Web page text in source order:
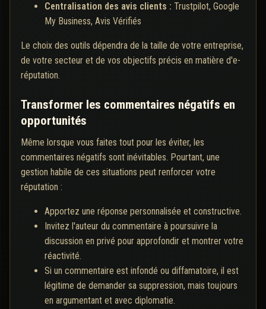
Centralisation des avis clients : Trustpilot, Google
My Business, Avis Vérifiés
Le choix des outils dépendra de la taille de votre entreprise,
de votre secteur et de vos objectifs précis en matière d'e-
réputation.
Transformer les commentaires négatifs en
opportunités
Même lorsque vous faites tout pour les éviter, les
commentaires négatifs sont inévitables. Pourtant, une
gestion habile de ces situations peut renforcer votre
réputation :
Apportez une réponse personnalisée et constructive.
Invitez l'auteur du commentaire à poursuivre la
discussion en privé pour approfondir et montrer votre
réactivité.
Si un commentaire est infondé ou diffamatoire, il est
légitime de demander sa suppression, mais toujours
en argumentant et avec diplomatie.